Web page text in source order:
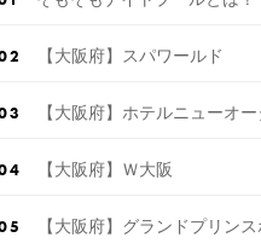
【大阪府】スパワールド
【大阪府】ホテルニューオ
【大阪府】Ｗ大阪
【大阪府】グランドプリン